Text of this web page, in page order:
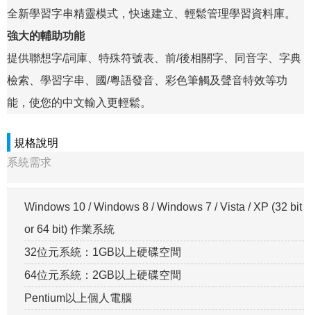
全新學習字串精靈模式，快速建立、輕鬆管理學習資料庫。
強大的輔助功能
提供聯想字/詞庫、特殊符號表、前/後相關字、同音字、字典
檢索、學習字串、國/粵語發音、彩色筆觸及聲音特效等功
能，使您的中文輸入更輕鬆。
規格說明
系統需求
Windows 10 / Windows 8 / Windows 7 / Vista / XP (32 bit
or 64 bit) 作業系統
32位元系統：1GB以上硬碟空間
64位元系統：2GB以上硬碟空間
Pentium以上個人電腦